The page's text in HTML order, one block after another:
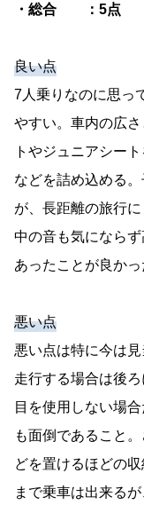
・総合 ：5点
良い点
7人乗りなのに思っ
やすい。車内の広
トやジュニアシー
などを詰め込める
が、長距離の旅行
中の音も気になら
あったことが良かっ
悪い点
悪い点は特に今は
走行する場合は後
目を使用しない場
も面倒であること
どを置けるほどの
まで乗車は出来る